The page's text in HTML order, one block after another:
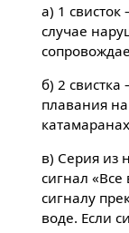
а) 1
случае
б) 2
плавания на
в) Серия из
сигнал
сигналу
воде. Если